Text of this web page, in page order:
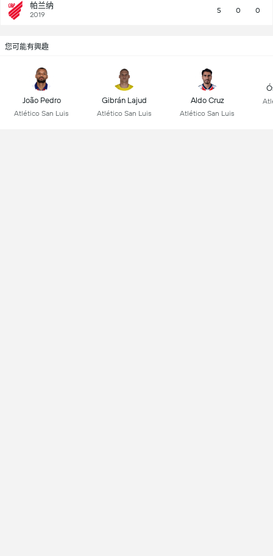
帕兰纳
2019 5 0 0
您可能有興趣
João Pedro
Atlético San Luis
Gibrán Lajud
Atlético San Luis
Aldo Cruz
Atlético San Luis